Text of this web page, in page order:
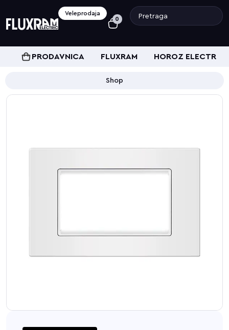
Veleprodaja
0
PRODAVNICA FLUXRAM HOROZ ELECTRIC
Shop